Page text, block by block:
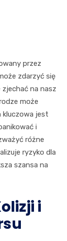
przez
zdarzyć się
na nasz
może
kluczowa jest
i
różne
ryzyko dla
szansa na
i